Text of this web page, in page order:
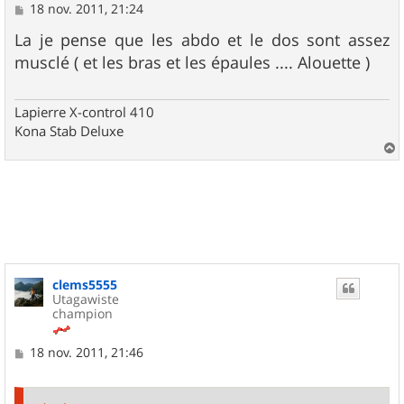
M
s
s
a
18 nov. 2011, 21:24
La je pense que les abdo et le dos sont assez
musclé ( et les bras et les épaules .... Alouette )
Lapierre X-control 410
Kona Stab Deluxe
a
clems5555
Utagawiste
champion
M18 nov. 2011, 21:46